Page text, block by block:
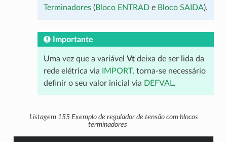
Terminadores(Bloco ENTRADe Bloco SAIDA).
Importante
Uma vez que a variável Vtdeixa de ser lida da
rede elétrica via IMPORT, torna-se necessário
definir o seu valor inicial via DEFVAL.
Listagem 155 Exemplo de regulador de tensão com blocos
terminadores